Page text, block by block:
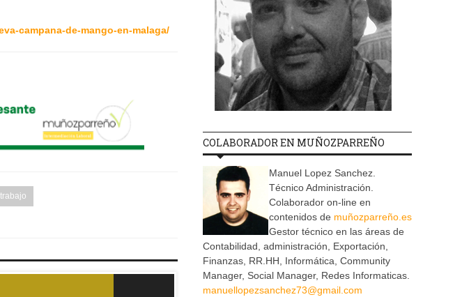
campana-de-mango-en-malaga/
trabajo
COLABORADOR EN MUÑOZPARREÑO
Manuel Lopez Sanchez.
Técnico Administración.
Colaborador on-line en
contenidos de muñozparreño.es
Gestor técnico en las áreas de
Contabilidad, administración, Exportación,
Finanzas, RR.HH, Informática, Community
Manager, Social Manager, Redes Informaticas.
manuellopezsanchez73@gmail.com